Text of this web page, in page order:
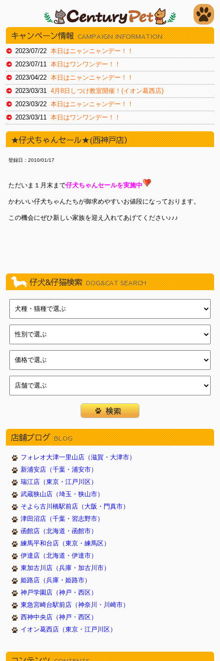
キャンペーン情報 CAMPAIGN INFORMATION
2023/07/22 本日はニャンニャンデー！！
2023/07/11 本日はワンワンデー！！
2023/04/22 本日はニャンニャンデー！！
2023/03/31 4月8日しつけ教室開催！(イオン葛西店)
2023/03/22 本日はニャンニャンデー！！
2023/03/11 本日はワンワンデー！！
2023/02/22本日はスーパーニャンニャンデー！
2023/02/11本日はワンワンデー！
2023/01/30本日はイオンお客様感謝デー（新浦安店）
2022/12/22本日はニャンニャンデー！
2022/12/16
本日より12/27火までチラシセール！（湘南藤沢店）
2019/04/27☆☆GWフェア☆☆
2018/10/3111/1『犬の日』フェア（新浦安店）
2018/10/12店頭ワゴン販売『ワゴンマルシェ』（新浦安店）
2018/09/28大特価ワゴンセール（新浦安店）
2018/07/17
クリアランス・ＳＵＭＭＥＲフェスティバル！（新浦安
店）
2018/05/18
2018/04/22一足お先にGWフェア（新浦安店）
2018/03/15
新春初売り（新浦安店）
2017/12/03Merry Christmasフェア（新浦安店）
2017/10/3011/1『犬の日』記念フェア（新浦安店）
2017/09/24トリミングハロウィンキャンペーン（川西店）
2017/08/24１５周年祭×イオンビッグフライデー（新浦安店）
2017/05/18イオン新浦安店新装OPEN！（新浦安店）
2017/05/055月4日から7日まで子犬子猫のキャンペーンをしていま
2017/05/04 ＧＷフェア開催（新浦安店）
2017/04/13さくら祭（新浦安店）
2017/03/27スプリングフェア開催中(西神中央店)
2017/03/17☆新生活応援フェア 開催☆(戸塚店)
2017/03/17３連休限定フェア（新浦安）
2017/02/092/22猫の日記念フェア(新浦安）
2017/02/02春の無料健康診断(3/19) 豊明店
2016/12/31新春初売りフェア（新浦安店）
★仔犬ちゃんセール★(西神戸店）
登録日：2010/01/17
ただいま１月末まで仔犬ちゃんセールを実施中
かわいい仔犬ちゃんたちが御求めやすいお値段になっております。
この機会にぜひ新しい家族を迎え入れてあげてください♪♪♪
仔犬&仔猫検索 DOG&CAT SEARCH
店舗ブログ BLOG
フォレオ大津一里山店（滋賀・大津市）
新浦安店（千葉・浦安市）
瑞江店（東京・江戸川区）
武蔵狭山店（埼玉・狭山市）
そよら古川橋駅前店（大阪・門真市）
津田沼店（千葉・習志野市）
函館店（北海道・函館市）
練馬平和台店（東京・練馬区）
伊達店（北海道・伊達市）
東加古川店（兵庫・加古川市）
姫路店（兵庫・姫路市）
神戸学園店（神戸・西区）
東急宮崎台駅前店（神奈川・川崎市）
西神中央店（神戸・西区）
イオン葛西店（東京・江戸川区）